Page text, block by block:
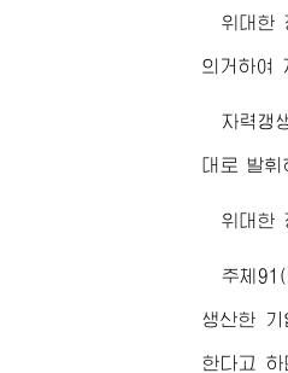
위대한
의거하여
자력갱
대로 발
위대한
주체
생산한
한다고